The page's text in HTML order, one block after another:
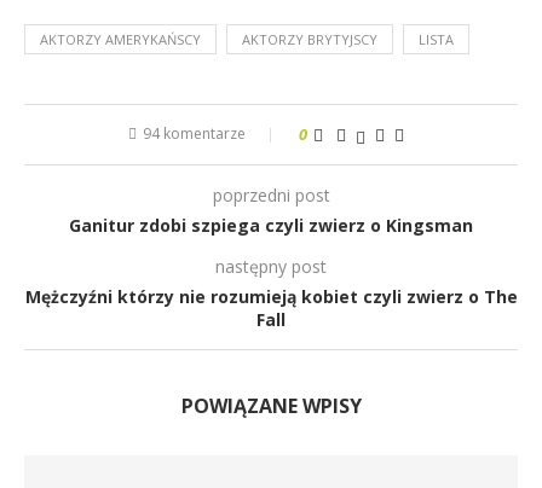
AKTORZY AMERYKAŃSCY AKTORZY BRYTYJSCY LISTA
94 komentarze 0
poprzedni post
Ganitur zdobi szpiega czyli zwierz o Kingsman
następny post
Mężczyźni którzy nie rozumieją kobiet czyli zwierz o The
Fall
POWIĄZANE WPISY